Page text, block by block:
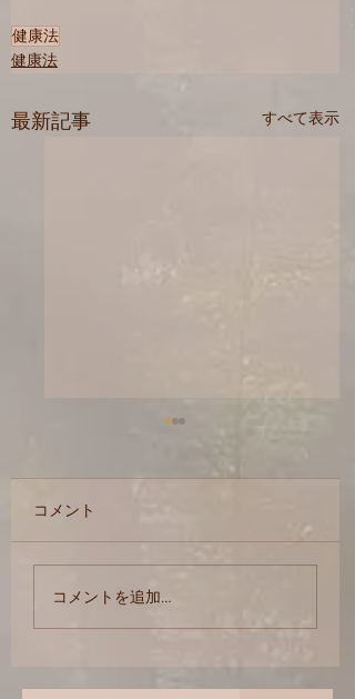
健康法
健康法
最新記事 すべて表示
コメント
コメントを追加…